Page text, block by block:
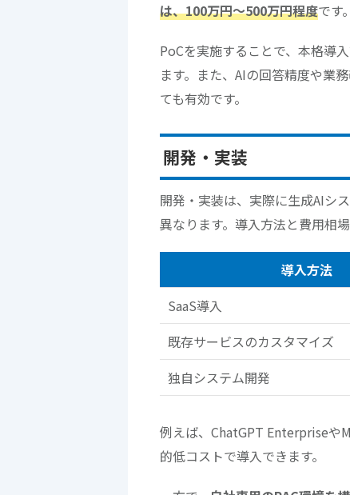
は、100万円〜500万円程度です。
PoCを実施することで、本格導
ます。また、AIの回答精度や業
ても有効です。
開発・実装
開発・実装は、実際に生成AIシ
異なります。導入方法と費用相
導入方法
SaaS導入
既存サービスのカスタマイズ
独自システム開発
例えば、ChatGPT Enterprise
的低コストで導入できます。